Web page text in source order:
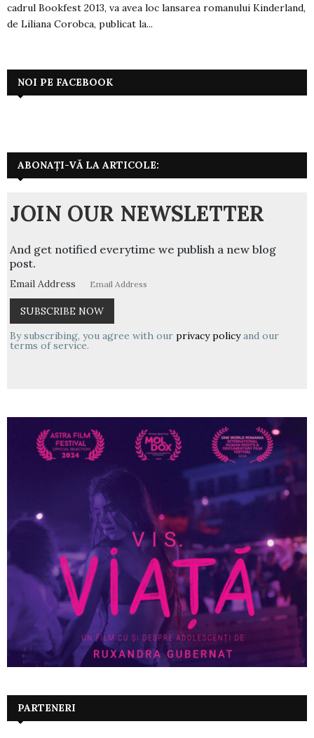
cadrul Bookfest 2013, va avea loc lansarea romanului Kinderland,
de Liliana Corobca, publicat la...
NOI PE FACEBOOK
ABONAȚI-VĂ LA ARTICOLE:
JOIN OUR NEWSLETTER
And get notified everytime we publish a new blog
post.
Email Address
By subscribing, you agree with our privacy policyand our
terms of service.
PARTENERI